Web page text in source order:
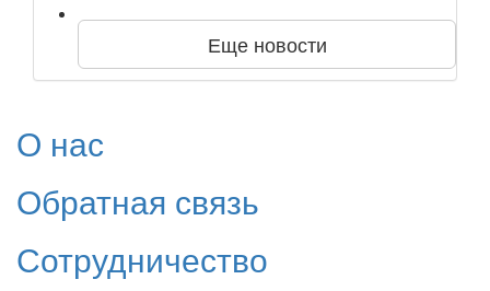
Еще новости
О нас
Обратная связь
Сотрудничество